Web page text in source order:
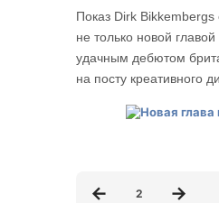
Показ Dirk
не только новой
удачным дебютом
на посту креативного
2